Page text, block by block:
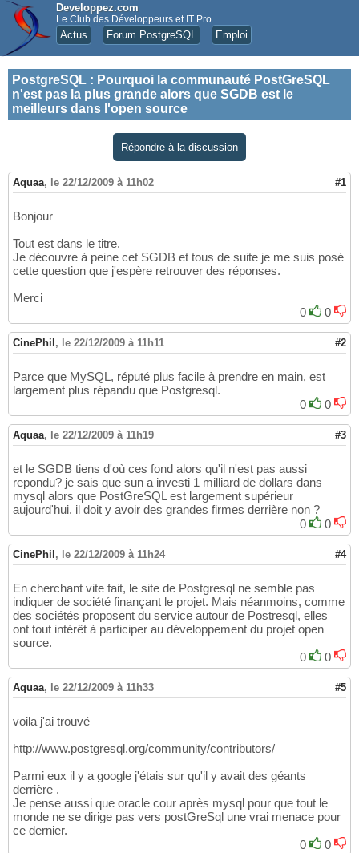
Developpez.com
Le Club des Développeurs et IT Pro
Actus Forum PostgreSQL Emploi
PostgreSQL : Pourquoi la communauté PostGreSQL
n'est pas la plus grande alors que SGDB est le
meilleurs dans l'open source
Répondre à la discussion
Aquaa, le 22/12/2009 à 11h02 #1
Bonjour
Tout est dans le titre.
Je découvre à peine cet SGDB et tous de suite je me suis posé
cette question que j'espère retrouver des réponses.
Merci
0
0
CinePhil , le 22/12/2009 à 11h11 #2
Parce que MySQL, réputé plus facile à prendre en main, est
largement plus répandu que Postgresql.
0
0
Aquaa, le 22/12/2009 à 11h19 #3
et le SGDB tiens d'où ces fond alors qu'il n'est pas aussi
repondu? je sais que sun a investi 1 milliard de dollars dans
mysql alors que PostGreSQL est largement supérieur
aujourd'hui. il doit y avoir des grandes firmes derrière non ?
0
0
CinePhil , le 22/12/2009 à 11h24 #4
En cherchant vite fait, le site de Postgresql ne semble pas
indiquer de société finançant le projet. Mais néanmoins, comme
des sociétés proposent du service autour de Postresql, elles
ont tout intérêt à participer au développement du projet open
source.
0
0
Aquaa, le 22/12/2009 à 11h33 #5
voila j'ai trouvé
http://www.postgresql.org/community/contributors/
Parmi eux il y a google j'étais sur qu'il y avait des géants
derrière .
Je pense aussi que oracle cour après mysql pour que tout le
monde ne se dirige pas vers postGreSql une vrai menace pour
ce dernier.
0
0